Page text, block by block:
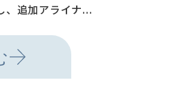
追加アライナ...